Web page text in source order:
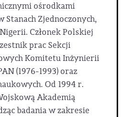
ośrodkami
Stanach Zjednoczonych,
Członek Polskiej
prac Sekcji
Komitetu Inżynierii
(1976-1993) oraz
Od 1994 r.
Akademią
badania w zakresie